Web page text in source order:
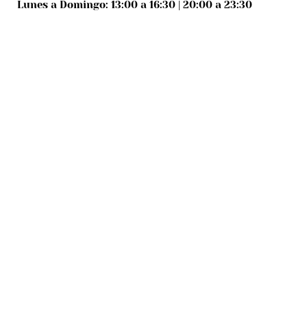
Lunes a Domingo: 13:00 a 16:30 | 20:00 a 23:30